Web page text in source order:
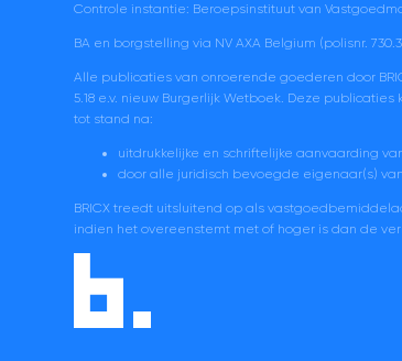
Controle instantie: Beroepsinstituut van
BA en borgstelling via NV AXA Belgium (polisnr.
Alle publicaties van onroerende goederen door
5.18 e.v. nieuw Burgerlijk Wetboek. Deze
tot stand na:
uitdrukkelijke en schriftelijke aanvaarding
door alle juridisch bevoegde eigenaar(s)
BRICX treedt uitsluitend op als
indien het overeenstemt met of hoger is dan de